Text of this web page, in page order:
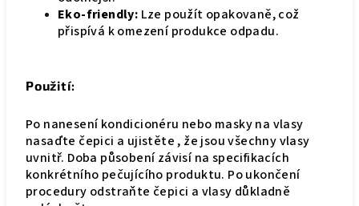
Eko-friendly: Lze použít opakovaně, což
přispívá k omezení produkce odpadu.
Použití:
Po nanesení kondicionéru nebo masky na vlasy
nasaďte čepici a ujistěte , že jsou všechny vlasy
uvnitř. Doba působení závisí na specifikacích
konkrétního pečujícího produktu. Po ukončení
procedury odstraňte čepici a vlasy důkladně